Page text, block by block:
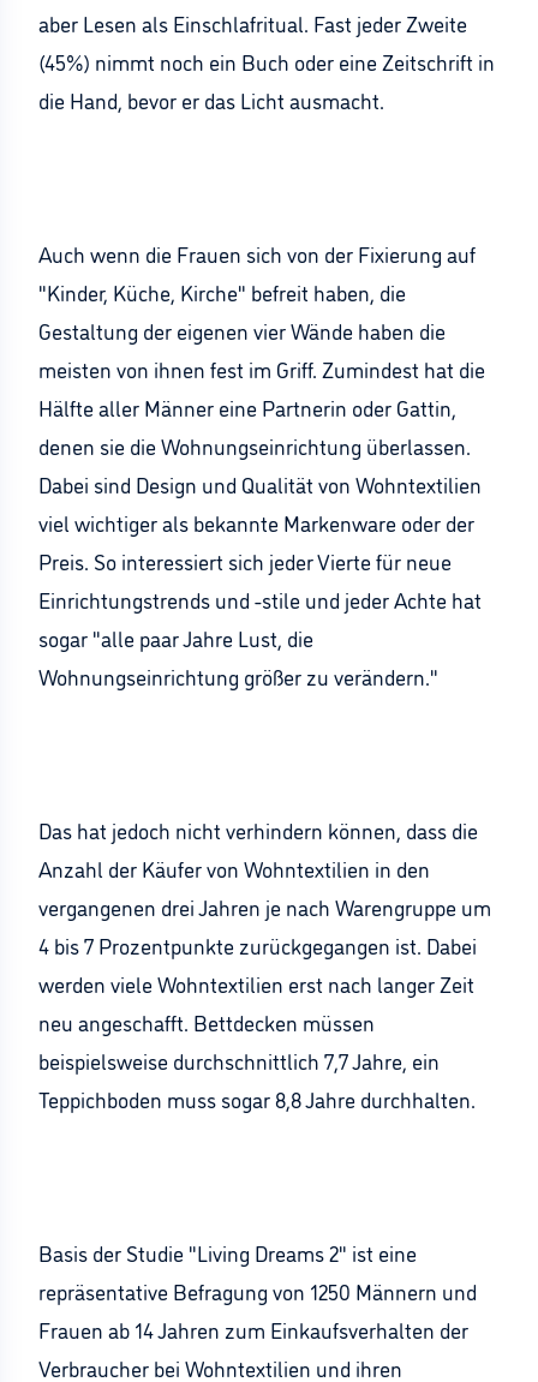
aber Lesen als Einschlafritual. Fast jeder Zweite
(45%) nimmt noch ein Buch oder eine Zeitschrift in
die Hand, bevor er das Licht ausmacht.
Auch wenn die Frauen sich von der Fixierung auf
"Kinder, Küche, Kirche" befreit haben, die
Gestaltung der eigenen vier Wände haben die
meisten von ihnen fest im Griff. Zumindest hat die
Hälfte aller Männer eine Partnerin oder Gattin,
denen sie die Wohnungseinrichtung überlassen.
Dabei sind Design und Qualität von Wohntextilien
viel wichtiger als bekannte Markenware oder der
Preis. So interessiert sich jeder Vierte für neue
Einrichtungstrends und -stile und jeder Achte hat
sogar "alle paar Jahre Lust, die
Wohnungseinrichtung größer zu verändern."
Das hat jedoch nicht verhindern können, dass die
Anzahl der Käufer von Wohntextilien in den
vergangenen drei Jahren je nach Warengruppe um
4 bis 7 Prozentpunkte zurückgegangen ist. Dabei
werden viele Wohntextilien erst nach langer Zeit
neu angeschafft. Bettdecken müssen
beispielsweise durchschnittlich 7,7 Jahre, ein
Teppichboden muss sogar 8,8 Jahre durchhalten.
Basis der Studie "Living Dreams 2" ist eine
repräsentative Befragung von 1250 Männern und
Frauen ab 14 Jahren zum Einkaufsverhalten der
Verbraucher bei Wohntextilien und ihren